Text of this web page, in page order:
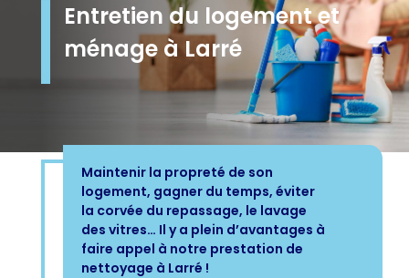
Entretien du logement et
ménage à Larré
Maintenir la propreté de son
logement, gagner du temps, éviter
la corvée du repassage, le lavage
des vitres… Il y a plein d’avantages à
faire appel à notre prestation de
nettoyage à Larré !